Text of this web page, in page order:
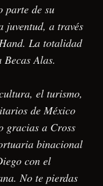
parte de su
juventud, a través
La totalidad
Becas Alas.
el turismo,
de México
gracias a Cross
binacional
con el
No te pierdas